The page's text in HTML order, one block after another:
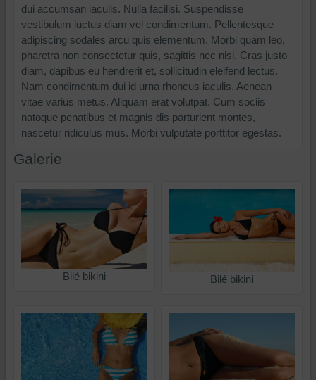
dui accumsan iaculis. Nulla facilisi. Suspendisse
vestibulum luctus diam vel condimentum. Pellentesque
adipiscing sodales arcu quis elementum. Morbi quam leo,
pharetra non consectetur quis, sagittis nec nisl. Cras justo
diam, dapibus eu hendrerit et, sollicitudin eleifend lectus.
Nam condimentum dui id urna rhoncus iaculis. Aenean
vitae varius metus. Aliquam erat volutpat. Cum sociis
natoque penatibus et magnis dis parturient montes,
nascetur ridiculus mus. Morbi vulputate porttitor egestas.
Galerie
Bilé bikini Bilé bikini